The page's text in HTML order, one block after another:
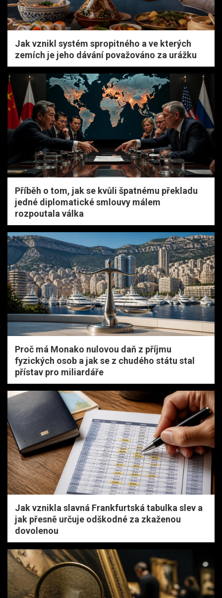
Jak vznikl systém spropitného a ve kterých
zemích je jeho dávání považováno za urážku
Příběh o tom, jak se kvůli špatnému překladu
jedné diplomatické smlouvy málem
rozpoutala válka
Proč má Monako nulovou daň z příjmu
fyzických osob a jak se z chudého státu stal
přístav pro miliardáře
Jak vznikla slavná Frankfurtská tabulka slev a
jak přesně určuje odškodné za zkaženou
dovolenou